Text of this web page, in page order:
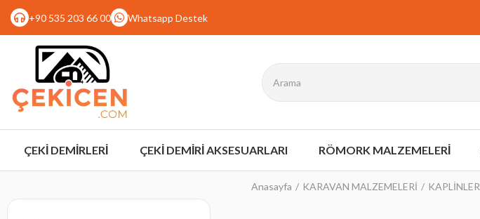
+90 535 203 66 00 Whatsapp Destek
ÇEKİ DEMİRLERİ ÇEKİ DEMİRİ AKSESUARLARI RÖMORK MALZEMELERİ
Anasayfa KARAVAN MALZEMELERİ KAPLİNLER